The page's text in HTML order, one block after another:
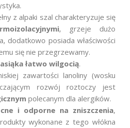
z alpaki szal charakteryzuje się
, grzeje dużo
dodatkowo posiada właściwości
się nie przegrzewamy.
łatwo wilgocią.
zawartości lanoliny (wosku
rozwój roztoczy jest
polecanym dla alergików.
i odporne na zniszczenia,
wykonane z tego włókna